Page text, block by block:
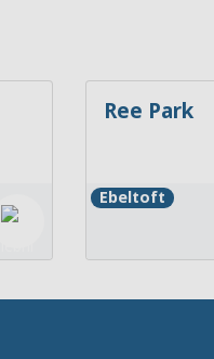
Ree Park
Ebeltoft